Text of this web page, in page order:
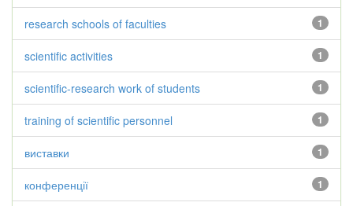
1
research schools of faculties
1
scientific activities
1
scientific-research work of students
1
training of scientific personnel
1
виставки
1
конференції